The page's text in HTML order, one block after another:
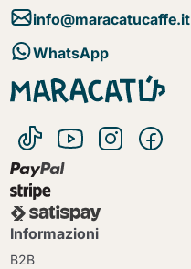
info@maracatucaffe.it
WhatsApp
Informazioni
B2B